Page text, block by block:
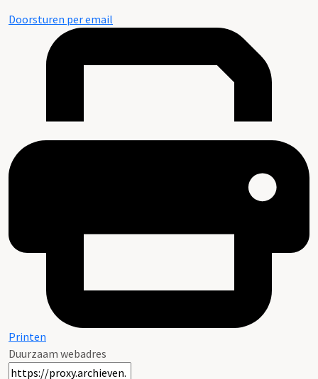
Doorsturen per email
Printen
Duurzaam webadres